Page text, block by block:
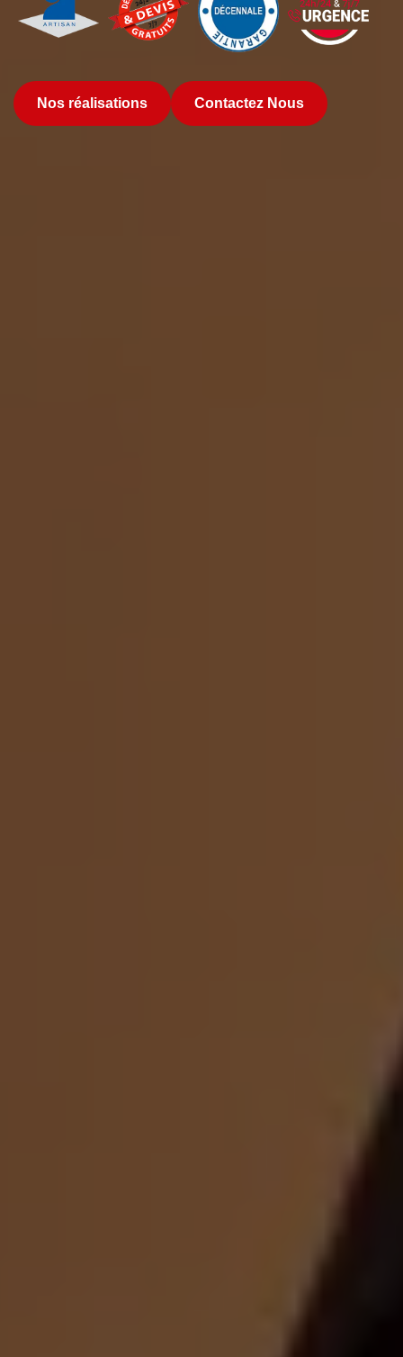
Nos réalisations Contactez Nous